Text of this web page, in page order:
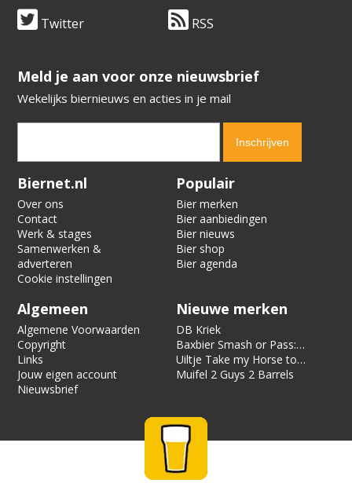
Twitter RSS
​​​​​​​Meld je aan voor onze nieuwsbrief
Wekelijks biernieuws en acties in je mail
Verification code:
Biernet.nl
Over ons
Contact
Werk & stages
Samenwerken &
adverteren
Cookie instellingen
Populair
Bier merken
Bier aanbiedingen
Bier nieuws
Bier shop
Bier agenda
Algemeen
Algemene Voorwaarden
Copyright
Links
Jouw eigen account
Nieuwsbrief
Nieuwe merken
DB Kriek
Baxbier Smash or Pass:
Strata
Uiltje Take my Horse to
the Hotel Room
Muifel 2 Guys 2 Barrels